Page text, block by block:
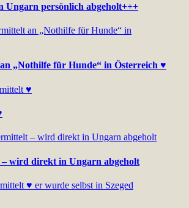
Ungarn persönlich abgeholt+++
„Nothilfe für Hunde“ in Österreich ♥
wird direkt in Ungarn abgeholt